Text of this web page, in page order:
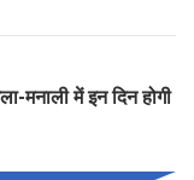
मनाली में इन दिन होगी